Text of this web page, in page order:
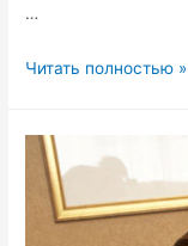
…
Народные
болезни
суставов
Читать полностью »